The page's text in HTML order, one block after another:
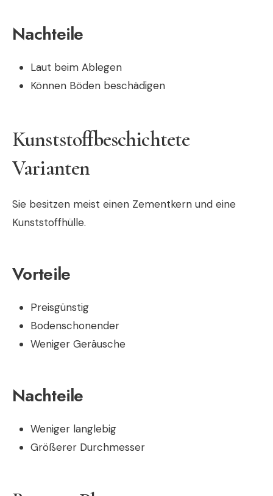
Nachteile
Laut beim Ablegen
Können Böden beschädigen
Kunststoffbeschichtete
Varianten
Sie besitzen meist einen Zementkern und eine
Kunststoffhülle.
Vorteile
Preisgünstig
Bodenschonender
Weniger Geräusche
Nachteile
Weniger langlebig
Größerer Durchmesser